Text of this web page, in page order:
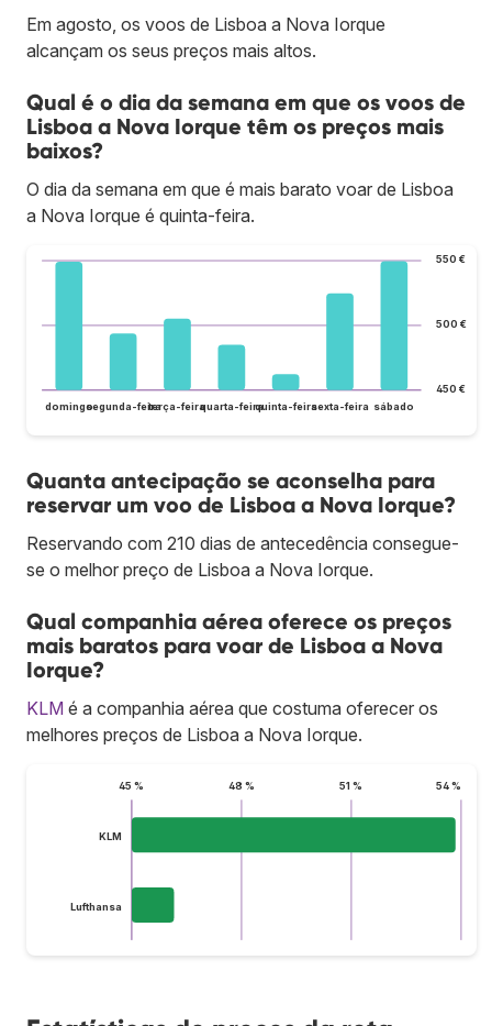
Em agosto, os voos de Lisboa a Nova Iorque
alcançam os seus preços mais altos.
Qual é o dia da semana em que os voos de
Lisboa a Nova Iorque têm os preços mais
baixos?
O dia da semana em que é mais barato voar de Lisboa
a Nova Iorque é quinta-feira.
450 €
500 €
550 €
domingosegunda-feiraterça-feiraquarta-feiraquinta-feirasexta-feira sábado
Quanta antecipação se aconselha para
reservar um voo de Lisboa a Nova Iorque?
Reservando com 210 dias de antecedência consegue-
se o melhor preço de Lisboa a Nova Iorque.
Qual companhia aérea oferece os preços
mais baratos para voar de Lisboa a Nova
Iorque?
KLM é a companhia aérea que costuma oferecer os
melhores preços de Lisboa a Nova Iorque.
45 % 48 % 51 % 54 %
KLM
Lufthansa